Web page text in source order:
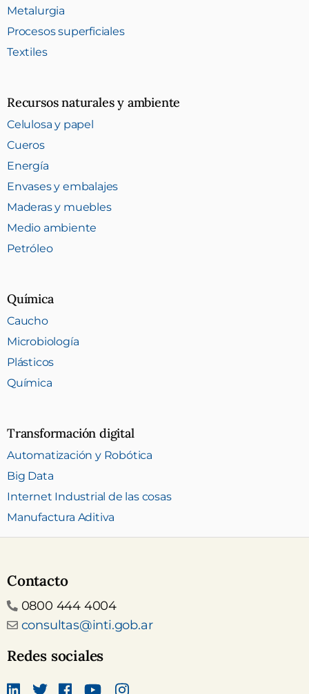
Metalurgia
Procesos superficiales
Textiles
Recursos naturales y ambiente
Celulosa y papel
Cueros
Energía
Envases y embalajes
Maderas y muebles
Medio ambiente
Petróleo
Química
Caucho
Microbiología
Plásticos
Química
Transformación digital
Automatización y Robótica
Big Data
Internet Industrial de las cosas
Manufactura Aditiva
Contacto
Teléfono
0800 444 4004
Email
consultas@inti.gob.ar
Redes sociales